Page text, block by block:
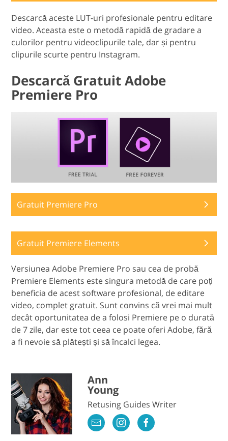
Descarcă aceste LUT-uri profesionale pentru editare
video. Aceasta este o metodă rapidă de gradare a
culorilor pentru videoclipurile tale, dar și pentru
clipurile scurte pentru Instagram.
Descarcă Gratuit Adobe
Premiere Pro
Gratuit Premiere Pro
Gratuit Premiere Elements
Versiunea Adobe Premiere Pro sau cea de probă
Premiere Elements este singura metodă de care poți
beneficia de acest software profesional, de editare
video, complet gratuit. Sunt convins că vrei mai mult
decât oportunitatea de a folosi Premiere pe o durată
de 7 zile, dar este tot ceea ce poate oferi Adobe, fără
a fi nevoie să plătești și să încalci legea.
Ann
Young
Retusing Guides Writer